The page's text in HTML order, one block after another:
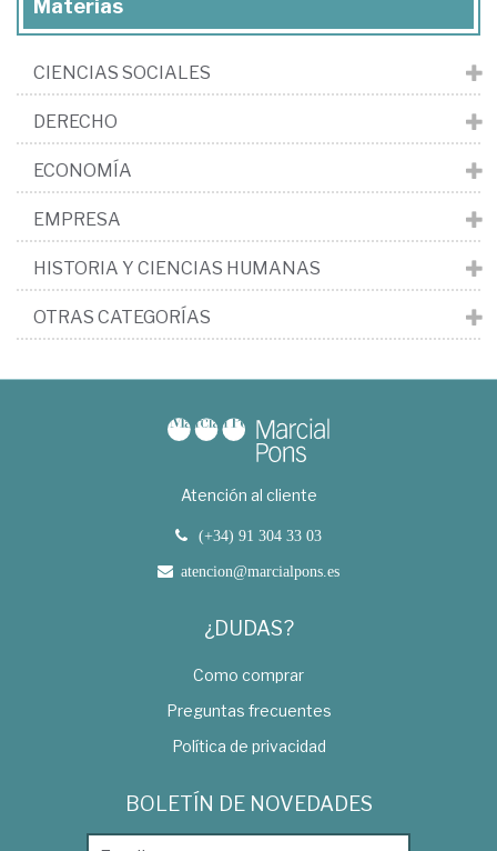
Materias
CIENCIAS SOCIALES
DERECHO
ECONOMÍA
EMPRESA
HISTORIA Y CIENCIAS HUMANAS
OTRAS CATEGORÍAS
Atención al cliente
(+34) 91 304 33 03
atencion@marcialpons.es
¿DUDAS?
Como comprar
Preguntas frecuentes
Política de privacidad
BOLETÍN DE NOVEDADES